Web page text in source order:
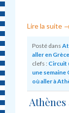
Lire la suite
Posté dans
aller en Grèce
clefs : Circuit
une semaine
où aller à